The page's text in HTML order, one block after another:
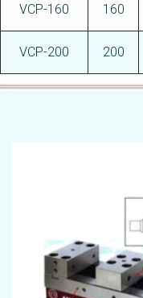
VCP-160 160
VCP-200 200